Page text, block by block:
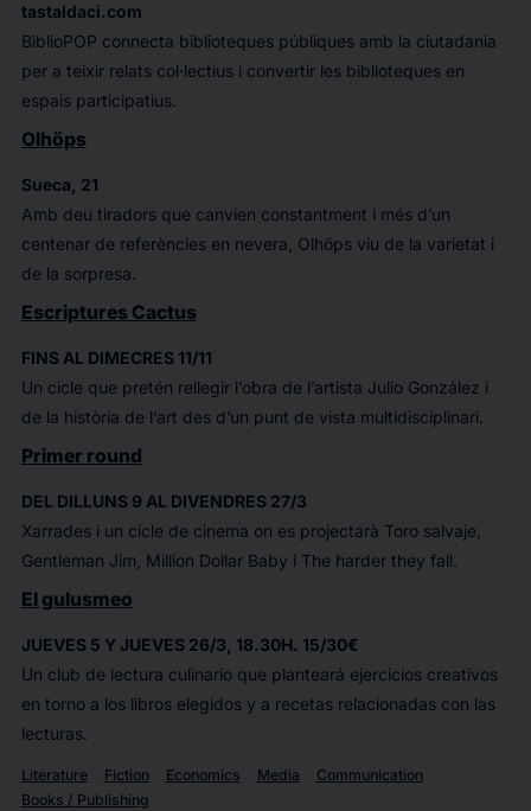
tastaldaci.com
BiblioPOP connecta biblioteques públiques amb la ciutadania
per a teixir relats col·lectius i convertir les biblioteques en
espais participatius.
Olhöps
Sueca, 21
Amb deu tiradors que canvien constantment i més d’un
centenar de referències en nevera, Olhöps viu de la varietat i
de la sorpresa.
Escriptures Cactus
FINS AL DIMECRES 11/11
Un cicle que pretén rellegir l’obra de l’artista Julio González i
de la història de l’art des d’un punt de vista multidisciplinari.
Primer round
DEL DILLUNS 9 AL DIVENDRES 27/3
Xarrades i un cicle de cinema on es projectarà Toro salvaje,
Gentleman Jim, Million Dollar Baby i The harder they fall.
El gulusmeo
JUEVES 5 Y JUEVES 26/3, 18.30H. 15/30€
Un club de lectura culinario que planteará ejercicios creativos
en torno a los libros elegidos y a recetas relacionadas con las
lecturas.
Literature Fiction Economics Media
Communication
Books / Publishing